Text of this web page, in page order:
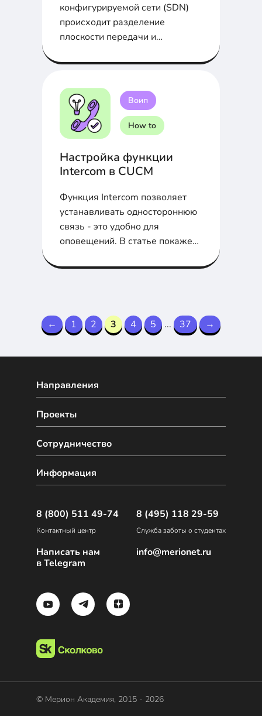
конфигурируемой сети (SDN)
происходит разделение
плоскости передачи и
позволяющее осуществить...
Воип
How to
Настройка функции
Intercom в CUCM
Функция Intercom позволяет
устанавливать одностороннюю
связь - это удобно для
оповещений. В статье покажем
← 1 2 3 4 5 ... 37 →
Направления
Сотрудничество
Проекты
Информация
8 (800) 511 49-74
Контактный центр
Написать нам
в Telegram
8 (495) 118 29-59
Служба заботы о студентах
info@merionet.ru
© Мерион Академия, 2015 - 2026